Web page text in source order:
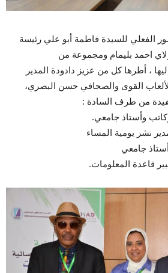
الفعلي للسيدة فاطمة أبو علي رئيسة
احمد بليمام ومجموعة من
، أطرها كل من عزيز دادودة المدير
لألعاب القوى والصحافي حسن البصري،
من طرف السادة :
وأستاذ جامعي.
نشر يومية المساء
جامعي
قاعدة المعلومات.